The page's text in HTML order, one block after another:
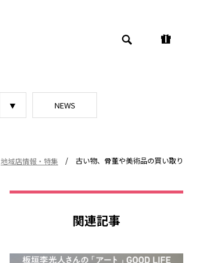
NEWS
地域店情報・特集 /
古い物、骨董や美術品の買い取り
関連記事